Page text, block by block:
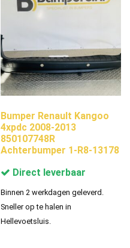
Bumper Renault Kangoo
4xpdc 2008-2013
850107748R
Achterbumper 1-R8-13178
Direct leverbaar
Binnen 2 werkdagen geleverd.
Sneller op te halen in
Hellevoetsluis.